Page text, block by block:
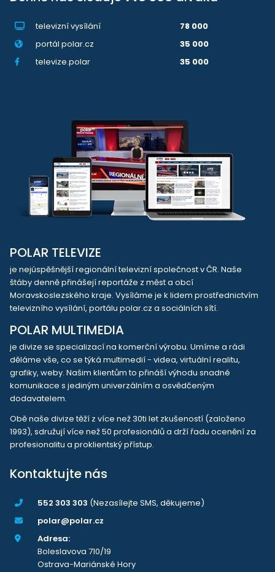
televizní vysílání
78 000
portál polar.cz
35 000
televize.polar
35 000
POLAR TELEVIZE
je nejúspěšnější regionální televizní společnost v ČR. Naše
štáby denně přinášejí reportáže z měst a obcí
Moravskoslezského kraje. Vysíláme je k lidem prostřednictvím
televizního vysílání, portálu polar.cz a sociálních sítí.
POLAR MULTIMEDIA
je divize se specializací na komerční výrobu. Umíme a rádi
děláme vše, co se týká multimedií - videa, virtuální realitu,
grafiky, weby. Našim klientům to přináší výhodu snadné
komunikace s jediným univerzálním a osvědčeným
dodavatelem.
Obě naše divize těží z více než 30ti let zkušeností (založeno
1993), sdružují více než 50 profesionálů a drží řadu ocenění za
profesionalitu a proklientský přístup.
Kontaktujte nás
552 303 303 (Nezasílejte SMS, děkujeme)
polar@polar.cz
Adresa:
Boleslavova 710/19
Ostrava-Mariánské Hory